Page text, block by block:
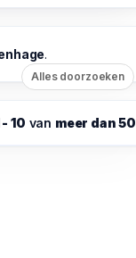
.
Alles doorzoeken
- 10 van meer dan 50